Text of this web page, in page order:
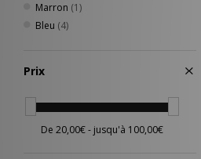
Marron (1)
Bleu (4)
Prix